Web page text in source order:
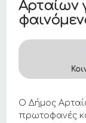
Αρταίων
Ο Δήμος
πρωτοφανές